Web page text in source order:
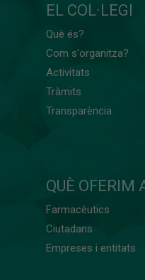
EL COL·LEGI
Què és?
Com s'organitza?
Activitats
Tràmits
Transparència
QUÈ OFERIM
Farmacèutics
Ciutadans
Empreses i entitats